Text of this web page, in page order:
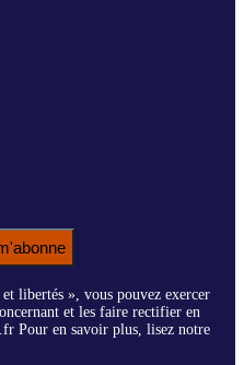
libertés », vous pouvez exercer
et les faire rectifier en
Pour en savoir plus, lisez notre